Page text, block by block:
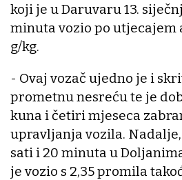
koji je u Daruvaru 13.
minuta vozio po utjecajem
g/kg.
- Ovaj vozač ujedno je i
prometnu nesreću te je
kuna i četiri mjeseca
upravljanja vozila. Nadalje,
sati i 20 minuta u
je vozio s 2,35 promila